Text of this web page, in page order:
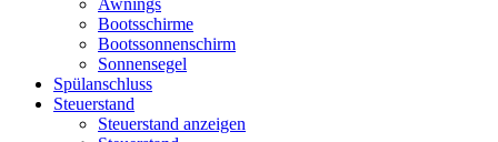
Bootsschirme
Bootssonnenschirm
Sonnensegel
Spülanschluss
Steuerstand
Steuerstand anzeigen